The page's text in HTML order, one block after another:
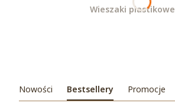
Wieszaki plastikowe
Nowości Bestsellery Promocje